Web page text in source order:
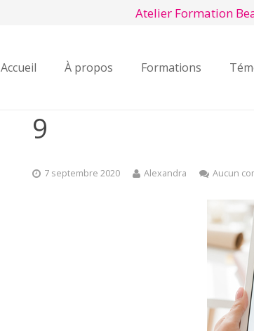
Atelier Formation
Accueil À propos Formations
9
7 septembre 2020 Alexandra Aucun